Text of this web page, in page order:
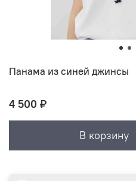
Панама из синей джинсы
4 500 ₽
В корзину